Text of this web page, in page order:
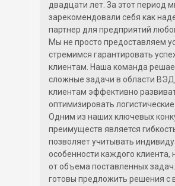
двадцати лет. За этот период
зарекомендовали себя как
партнер для предприятий
Мы не просто предоставляем
стремимся гарантировать
клиентам. Наша команда
сложные задачи в области
клиентам эффективно
оптимизировать
Одним из наших ключевых
преимуществ является
позволяет учитывать
особенности каждого клиента,
от объема поставленных
готовы предложить решения с